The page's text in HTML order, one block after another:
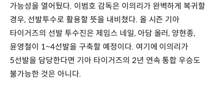
가능성을 열어뒀다. 이범호 감독은 이의리가 완벽하게 복귀할
경우, 선발투수로 활용할 뜻을 내비쳤다. 올 시즌 기아
타이거즈의 선발 투수진은 제임스 네일, 아담 올러, 양현종,
윤영철이 1~4선발을 구축할 예정이다. 여기에 이의리가
5선발을 담당한다면 기아 타이거즈의 2년 연속 통합 우승도
불가능한 것은 아니다.